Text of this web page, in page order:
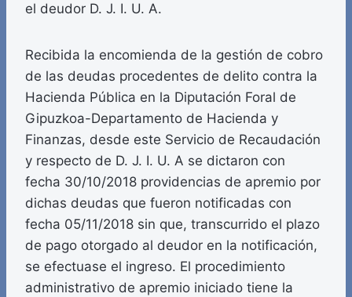
el deudor D. J. I. U. A.
Recibida la encomienda de la gestión de cobro
de las deudas procedentes de delito contra la
Hacienda Pública en la Diputación Foral de
Gipuzkoa-Departamento de Hacienda y
Finanzas, desde este Servicio de Recaudación
y respecto de D. J. I. U. A se dictaron con
fecha 30/10/2018 providencias de apremio por
dichas deudas que fueron notificadas con
fecha 05/11/2018 sin que, transcurrido el plazo
de pago otorgado al deudor en la notificación,
se efectuase el ingreso. El procedimiento
administrativo de apremio iniciado tiene la